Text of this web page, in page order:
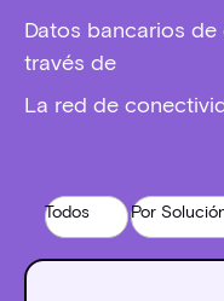
Datos bancarios
través de
La red de
Todos Por